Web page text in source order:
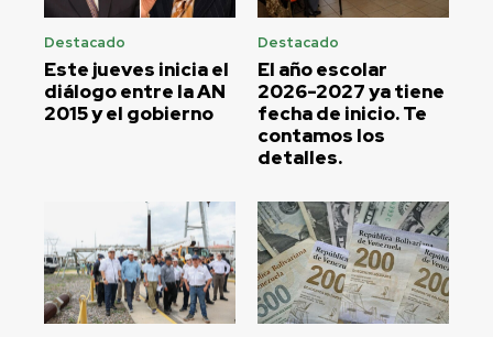
Destacado
Este jueves inicia el
diálogo entre la AN
2015 y el gobierno
Destacado
El año escolar
2026-2027 ya tiene
fecha de inicio. Te
contamos los
detalles.